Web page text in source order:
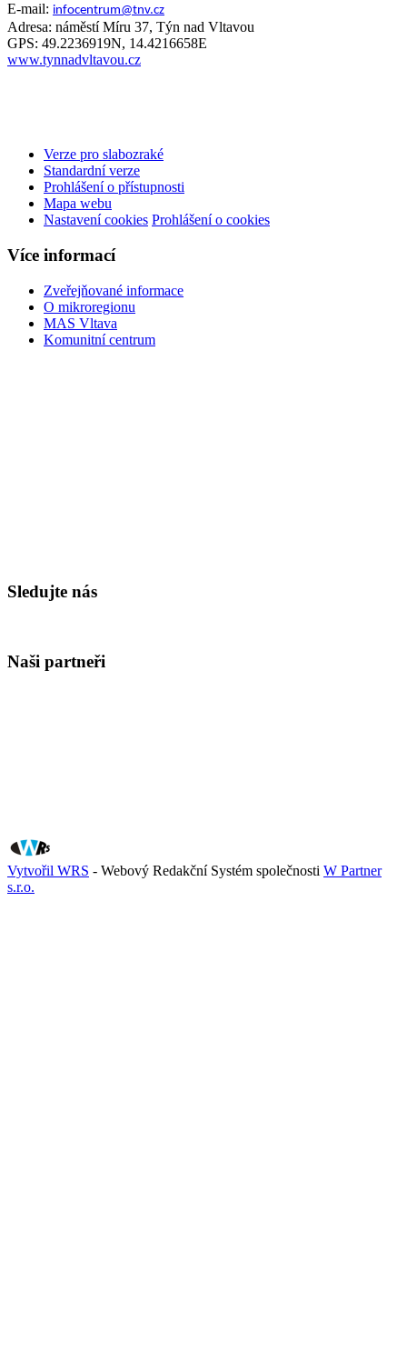
E-mail: infocentrum@tnv.cz
Adresa: náměstí Míru 37, Týn nad Vltavou
GPS: 49.2236919N, 14.4216658E
www.tynnadvltavou.cz
Verze pro slabozraké
Standardní verze
Prohlášení o přístupnosti
Mapa webu
Nastavení cookies Prohlášení o cookies
Více informací
Zveřejňované informace
O mikroregionu
MAS Vltava
Komunitní centrum
Sledujte nás
Naši partneři
Vytvořil WRS - Webový Redakční Systém společnosti W Partner
s.r.o.